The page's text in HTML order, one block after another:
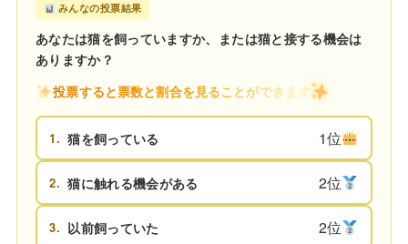
みんなの投票結果
あなたは猫を飼っていますか、または猫と接する機会は
ありますか？
投票すると票数と割合を見ることができます
1. 猫を飼っている 1位
2. 猫に触れる機会がある 2位
3. 以前飼っていた 2位